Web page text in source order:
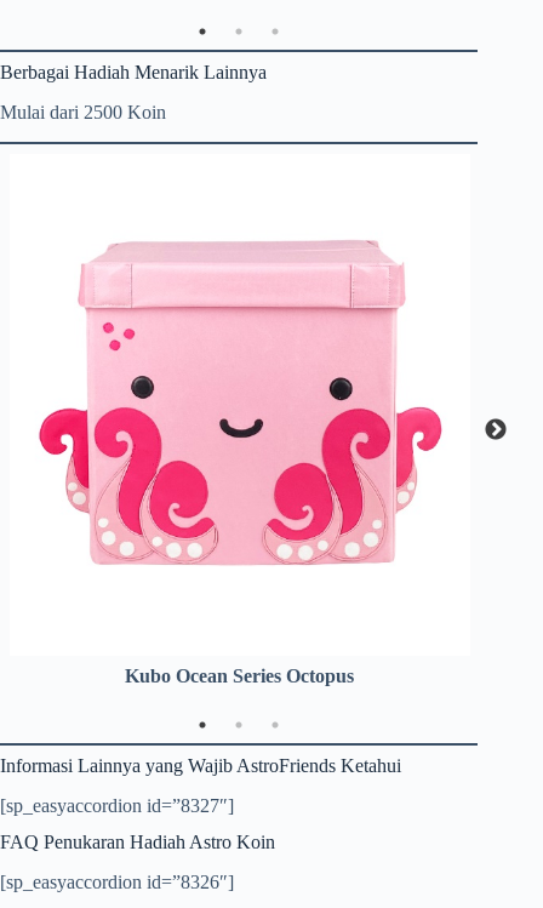
Berbagai Hadiah Menarik Lainnya
Mulai dari 2500 Koin
Kubo Ocean Series Octopus
Informasi Lainnya yang Wajib AstroFriends Ketahui
[sp_easyaccordion id=”8327″]
FAQ Penukaran Hadiah Astro Koin
[sp_easyaccordion id=”8326″]